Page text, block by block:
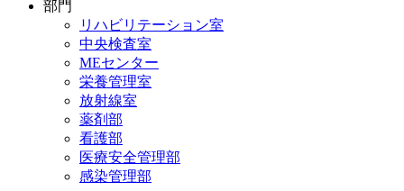
部門
リハビリテーション室
中央検査室
MEセンター
栄養管理室
放射線室
薬剤部
看護部
医療安全管理部
感染管理部